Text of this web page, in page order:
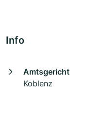
Info
Amtsgericht
Koblenz